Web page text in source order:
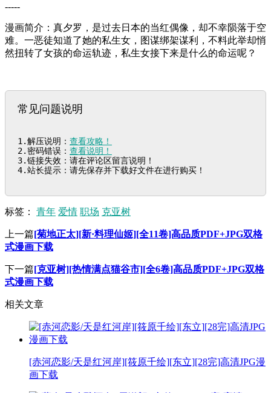
-----
漫画简介：真夕罗，是过去日本的当红偶像，却不幸陨落于空
难。一恶徒知道了她的私生女，图谋绑架谋利，不料此举却悄
然扭转了女孩的命运轨迹，私生女接下来是什么的命运呢？
常见问题说明
1.解压说明： 查看攻略！
2.密码错误： 查看说明！
3.链接失效：请在评论区留言说明！
4.站长提示：请先保存并下载好文件在进行购买！
标签： 青年 爱情 职场 克亚树
上一篇[菊地正太][新·料理仙姬][全11卷]高品质PDF+JPG双格
式漫画下载
下一篇[克亚树][热情满点猫谷市][全6卷]高品质PDF+JPG双格
式漫画下载
相关文章
[赤河恋影/天是红河岸][筱原千绘][东立][28完]高清JPG漫
画下载